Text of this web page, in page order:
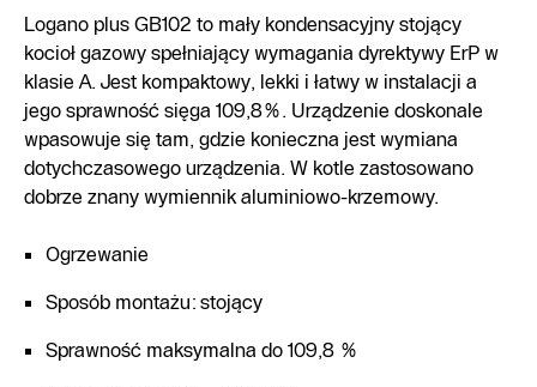
Logano plus GB102 to mały kondensacyjny stojący
kocioł gazowy spełniający wymagania dyrektywy ErP w
klasie A. Jest kompaktowy, lekki i łatwy w instalacji a
jego sprawność sięga 109,8%. Urządzenie doskonale
wpasowuje się tam, gdzie konieczna jest wymiana
dotychczasowego urządzenia. W kotle zastosowano
dobrze znany wymiennik aluminiowo-krzemowy.
Ogrzewanie
Sposób montażu: stojący
Sprawność maksymalna do 109,8 %